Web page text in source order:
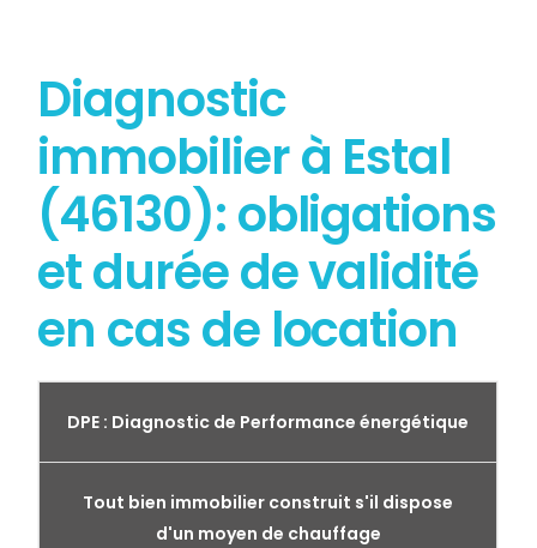
Diagnostic
immobilier à Estal
(46130): obligations
et durée de validité
en cas de location
DPE : Diagnostic de Performance énergétique
Tout bien immobilier construit s'il dispose
d'un moyen de chauffage